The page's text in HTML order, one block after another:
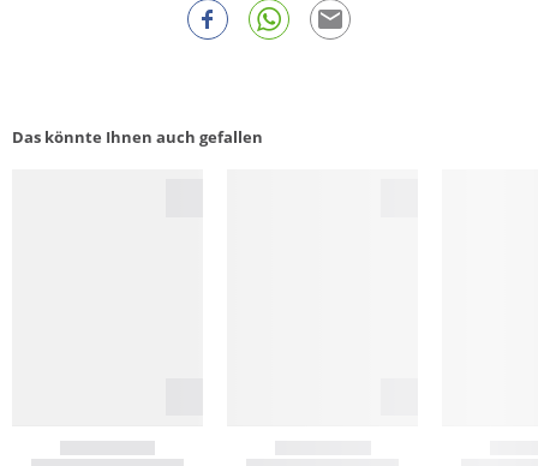
Das könnte Ihnen auch gefallen